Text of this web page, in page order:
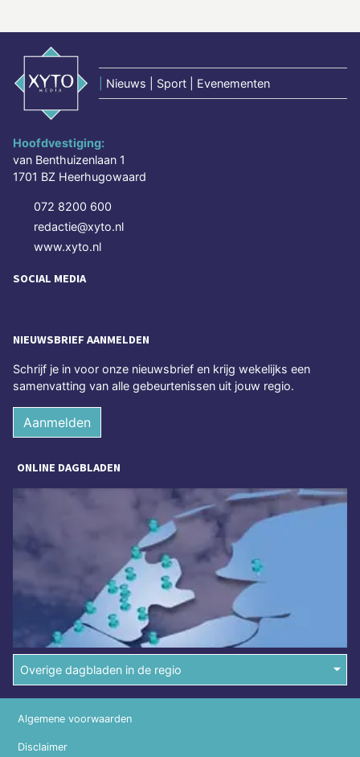
Nieuws | Sport | Evenementen
Hoofdvestiging:
van Benthuizenlaan 1
1701 BZ Heerhugowaard
072 8200 600
redactie@xyto.nl
www.xyto.nl
SOCIAL MEDIA
NIEUWSBRIEF AANMELDEN
Schrijf je in voor onze nieuwsbrief en krijg wekelijks een
samenvatting van alle gebeurtenissen uit jouw regio.
Aanmelden
ONLINE DAGBLADEN
Overige dagbladen in de regio
Algemene voorwaarden
Disclaimer